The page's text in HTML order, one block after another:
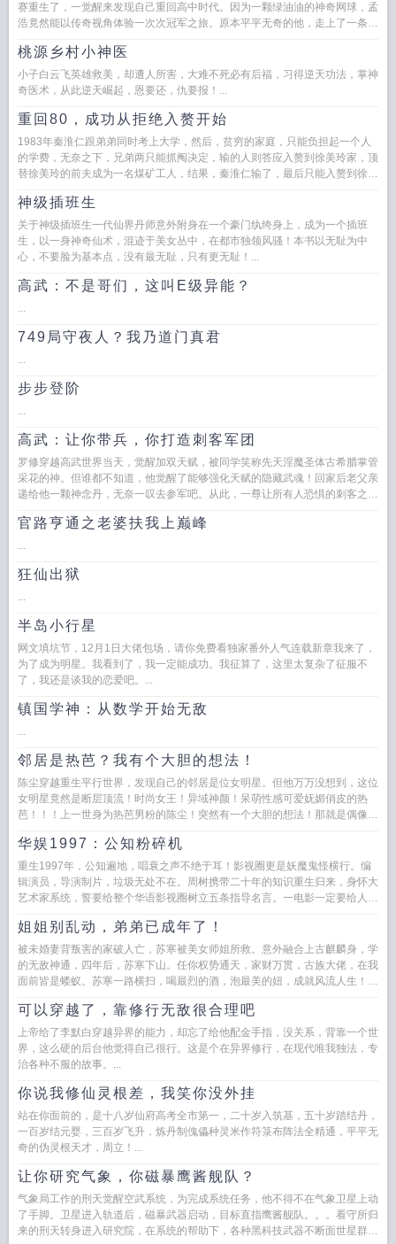
赛重生了，一觉醒来发现自己重回高中时代。因为一颗绿油油的神奇网球，孟
浩竟然能以传奇视角体验一次次冠军之旅。原本平平无奇的他，走上了一条截
桃源乡村小神医
小子白云飞英雄救美，却遭人所害，大难不死必有后福，习得逆天功法，掌神
奇医术，从此逆天崛起，恩要还，仇要报！...
重回80，成功从拒绝入赘开始
1983年秦淮仁跟弟弟同时考上大学，然后，贫穷的家庭，只能负担起一个人
的学费，无奈之下，兄弟两只能抓阄决定，输的人则答应入赘到徐美玲家，顶
替徐美玲的前夫成为一名煤矿工人，结果，秦淮仁输了，最后只能入赘到徐
神级插班生
关于神级插班生一代仙界丹师意外附身在一个豪门纨绔身上，成为一个插班
生，以一身神奇仙术，混迹于美女丛中，在都市独领风骚！本书以无耻为中
心，不要脸为基本点，没有最无耻，只有更无耻！...
高武：不是哥们，这叫E级异能？
...
749局守夜人？我乃道门真君
...
步步登阶
...
高武：让你带兵，你打造刺客军团
罗修穿越高武世界当天，觉醒加双天赋，被同学笑称先天淫魔圣体古希腊掌管
采花的神。但谁都不知道，他觉醒了能够强化天赋的隐藏武魂！回家后老父亲
递给他一颗神念丹，无奈一叹去参军吧。从此，一尊让所有人恐惧的刺客之王
官路亨通之老婆扶我上巅峰
...
狂仙出狱
...
半岛小行星
网文填坑节，12月1日大佬包场，请你免费看独家番外人气连载新章我来了，
为了成为明星。我看到了，我一定能成功。我征算了，这里太复杂了征服不
了，我还是谈我的恋爱吧。...
镇国学神：从数学开始无敌
...
邻居是热芭？我有个大胆的想法！
陈尘穿越重生平行世界，发现自己的邻居是位女明星。但他万万没想到，这位
女明星竟然是断层顶流！时尚女王！异域神颜！呆萌性感可爱妩媚俏皮的热
芭！！！上一世身为热芭男粉的陈尘！突然有一个大胆的想法！那就是偶像，
华娱1997：公知粉碎机
重生1997年，公知遍地，唱衰之声不绝于耳！影视圈更是妖魔鬼怪横行。编
辑演员，导演制片，垃圾无处不在。周树携带二十年的知识重生归来，身怀大
艺术家系统，誓要给整个华语影视圈树立五条指导名言。一电影一定要给人
姐姐别乱动，弟弟已成年了！
被未婚妻背叛害的家破人亡，苏寒被美女师姐所救。意外融合上古麒麟身，学
的无敌神通，四年后，苏寒下山。任你权势通天，家财万贯，古族大佬，在我
面前皆是蝼蚁。苏寒一路横扫，喝最烈的酒，泡最美的妞，成就风流人生！苏
可以穿越了，靠修行无敌很合理吧
上帝给了李默白穿越异界的能力，却忘了给他配金手指，没关系，背靠一个世
界，这么硬的后台他觉得自己很行。这是个在异界修行，在现代唯我独法，专
治各种不服的故事。...
你说我修仙灵根差，我笑你没外挂
站在你面前的，是十八岁仙府高考全市第一，二十岁入筑基，五十岁踏结丹，
一百岁结元婴，三百岁飞升，炼丹制傀儡种灵米作符箓布阵法全精通，平平无
奇的伪灵根天才，周立！...
让你研究气象，你磁暴鹰酱舰队？
气象局工作的刑天觉醒空武系统，为完成系统任务，他不得不在气象卫星上动
了手脚。卫星进入轨道后，磁暴武器启动，目标直指鹰酱舰队。。。看守所归
来的刑天转身进入研究院，在系统的帮助下，各种黑科技武器不断面世星群轨